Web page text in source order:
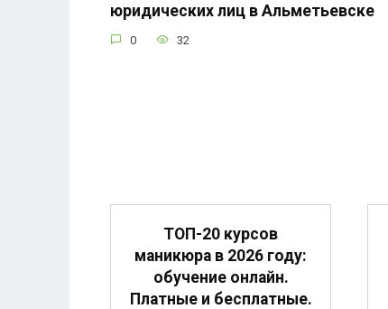
юридических лиц в Альметьевске
0 32
ТОП-20 курсов
маникюра в 2026 году:
обучение онлайн.
Платные и бесплатные.